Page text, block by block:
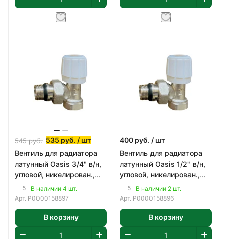
545руб. 535 руб. / шт
Вентиль для радиатора
латунный Oasis 3/4" в/н,
угловой, никелирован.,
верхний
5
В наличии 4 шт.
Арт. Р0000158897
В корзину
400 руб. / шт
Вентиль для радиатора
латунный Oasis 1/2" в/н,
угловой, никелирован.,
верхний
5
В наличии 2 шт.
Арт. Р0000158896
В корзину